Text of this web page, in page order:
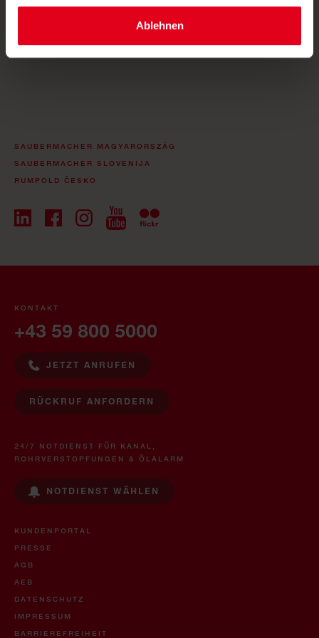
Ablehnen
SAUBERMACHER MAGYARORSZÁG
SAUBERMACHER SLOVENIJA
RUMPOLD ČESKO
KONTAKT
+43 59 800 5000
JETZT ANRUFEN
RÜCKRUF ANFORDERN
24/7 NOTDIENST FÜR KANAL,
ROHRVERSTOPFUNGEN & ÖLALARM
NOTDIENST WÄHLEN
KUNDENPORTAL
PRESSE
AGB
AEB
DATENSCHUTZ
IMPRESSUM
BARRIEREFREIHEIT